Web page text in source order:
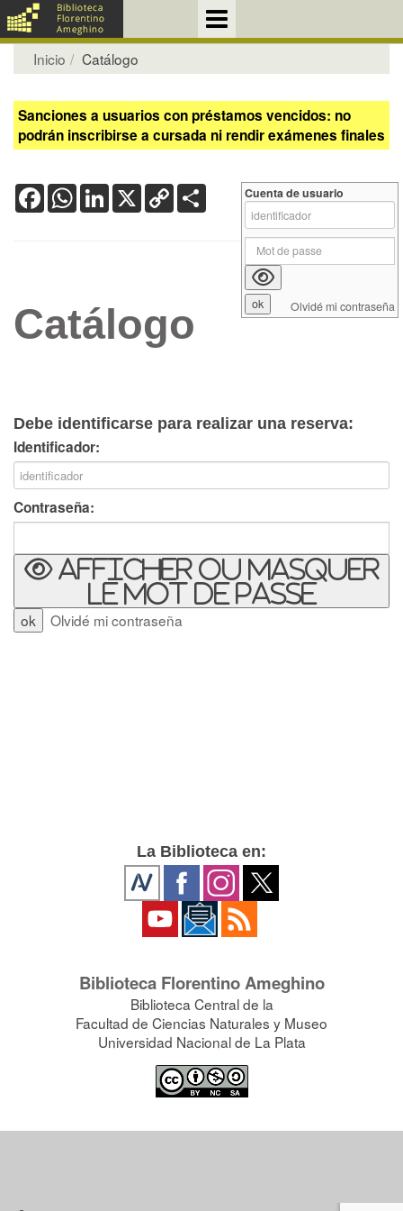
Inicio Catálogo
Sanciones a usuarios con préstamos vencidos: no
podrán inscribirse a cursada ni rendir exámenes finales
FacebookWhatsApp
LinkedIn
X Copy
Link
Catálogo
Debe identificarse para realizar una reserva:
Identificador:
Contraseña:
Afficher ou masquer
le mot de passe
Olvidé mi contraseña
Cuenta de usuario
Olvidé mi contraseña
La Biblioteca en:
Biblioteca Florentino Ameghino
Biblioteca Central de la
Facultad de Ciencias Naturales y Museo
Universidad Nacional de La Plata